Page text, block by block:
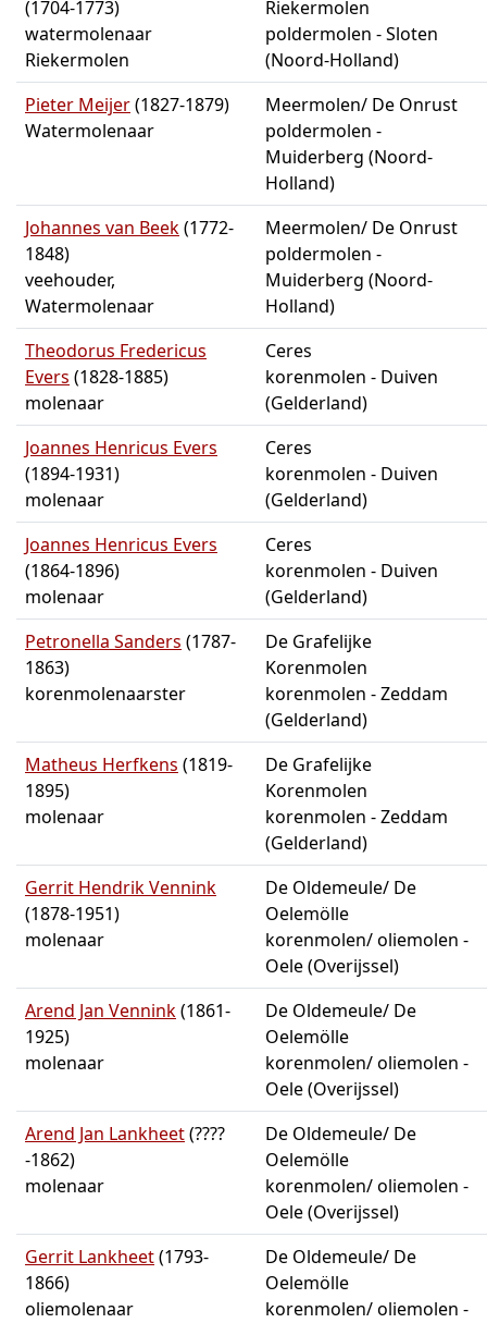
(1704-1773)
watermolenaar
Riekermolen
Riekermolen
poldermolen - Sloten
(Noord-Holland)
Pieter Meijer(1827-1879)
Watermolenaar
Meermolen/ De Onrust
poldermolen -
Muiderberg (Noord-
Holland)
Johannes van Beek(1772-
1848)
veehouder,
Watermolenaar
Meermolen/ De Onrust
poldermolen -
Muiderberg (Noord-
Holland)
Theodorus Fredericus
Evers (1828-1885)
molenaar
Ceres
korenmolen - Duiven
(Gelderland)
Joannes Henricus Evers
(1894-1931)
molenaar
Ceres
korenmolen - Duiven
(Gelderland)
Joannes Henricus Evers
(1864-1896)
molenaar
Ceres
korenmolen - Duiven
(Gelderland)
Petronella Sanders (1787-
1863)
korenmolenaarster
De Grafelijke
Korenmolen
korenmolen - Zeddam
(Gelderland)
Matheus Herfkens (1819-
1895)
molenaar
De Grafelijke
Korenmolen
korenmolen - Zeddam
(Gelderland)
Gerrit Hendrik Vennink
(1878-1951)
molenaar
De Oldemeule/ De
Oelemölle
korenmolen/ oliemolen -
Oele (Overijssel)
Arend Jan Vennink(1861-
1925)
molenaar
De Oldemeule/ De
Oelemölle
korenmolen/ oliemolen -
Oele (Overijssel)
Arend Jan Lankheet(????
-1862)
molenaar
De Oldemeule/ De
Oelemölle
korenmolen/ oliemolen -
Oele (Overijssel)
Gerrit Lankheet(1793-
1866)
oliemolenaar
De Oldemeule/ De
Oelemölle
korenmolen/ oliemolen -